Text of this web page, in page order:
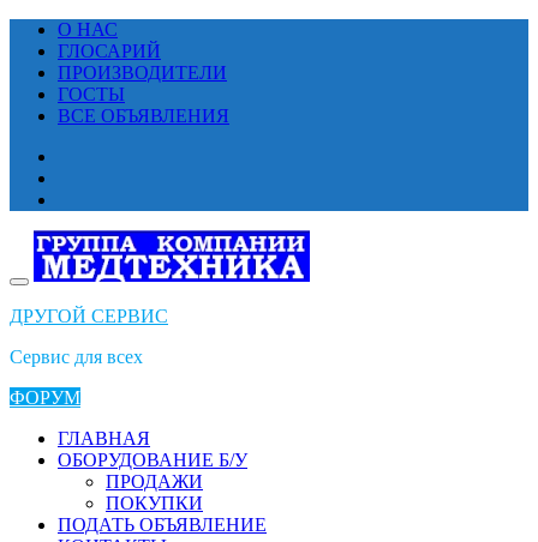
Перейти
содержимому
О НАС
ГЛОСАРИЙ
ПРОИЗВОДИТЕЛИ
ГОСТЫ
ВСЕ ОБЪЯВЛЕНИЯ
ДРУГОЙ СЕРВИС
Сервис для всех
ФОРУМ
ГЛАВНАЯ
ОБОРУДОВАНИЕ Б/У
ПРОДАЖИ
ПОКУПКИ
ПОДАТЬ ОБЪЯВЛЕНИЕ